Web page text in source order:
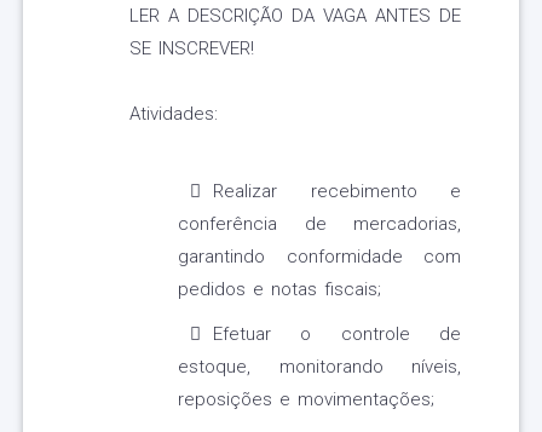
LER A DESCRIÇÃO DA VAGA ANTES DE
SE INSCREVER!
Atividades:
Realizar recebimento e
conferência de mercadorias,
garantindo conformidade com
pedidos e notas fiscais;
Efetuar o controle de
estoque, monitorando níveis,
reposições e movimentações;